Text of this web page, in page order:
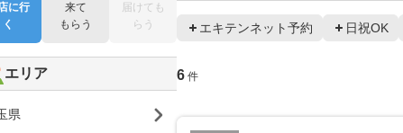
エキテンネット予約 日祝OK
6 件
に行
く
来て
もらう
届けても
らう
エリア
県